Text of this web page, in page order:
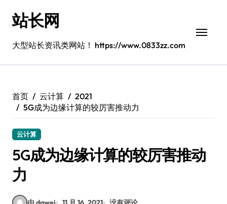
站长网
大型站长资讯类网站！ https://www.0833zz.com
首页 云计算
2021
5G成为边缘计算的较厉害推动力
云计算
5G成为边缘计算的较厉害推动
力